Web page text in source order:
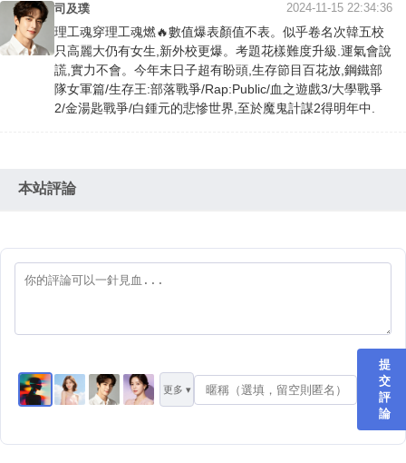
司及璞 2024-11-15 22:34:36
理工魂穿理工魂燃🔥數值爆表顏值不表。似乎卷名次韓五校
只高麗大仍有女生,新外校更爆。考題花樣難度升級.運氣會說
謊,實力不會。今年末日子超有盼頭,生存節目百花放,鋼鐵部
隊女軍篇/生存王:部落戰爭/Rap:Public/血之遊戲3/大學戰爭
2/金湯匙戰爭/白鍾元的悲慘世界,至於魔鬼計謀2得明年中.
本站評論
更多 ▾
提
交
評
論